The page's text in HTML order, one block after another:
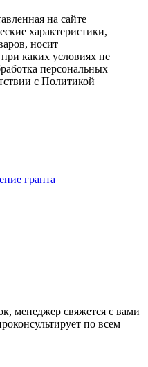
на сайте
характеристики,
носит
каких условиях не
персональных
с Политикой
гранта
менеджер свяжется с вами
по всем